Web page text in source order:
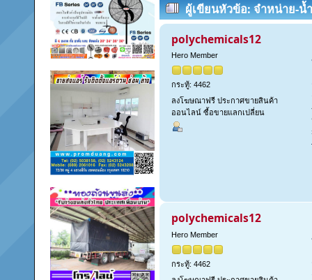
ผู้เขียนหัวข้อ: จำหน่าย-น้
เกรดอุตสาหกรรม มาตรฐาน
polychemicals12
Hero Member
กระทู้: 4462
ลงโฆษณาฟรี ประกาศขายสินค้า
ออนไลน์ ซื้อขายแลกเปลี่ยน
polychemicals12
Hero Member
กระทู้: 4462